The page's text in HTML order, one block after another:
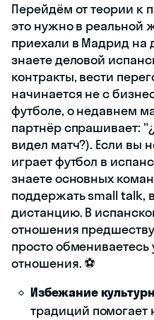
Перейдём от теории к
это нужно в реальной
приехали в Мадрид на
знаете деловой
контракты, вести
начинается не с
футболе, о недавнем
партнёр спрашивает:
видел матч?). Если вы
играет футбол в
знаете основных
поддержать small talk,
дистанцию. В
отношения
просто
отношения. ⚽
Избежание
традиций помогает